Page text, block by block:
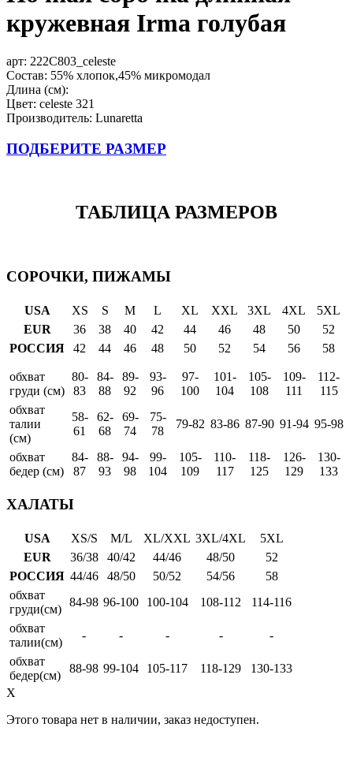
кружевная Irma голубая
арт: 222C803_celeste
Состав: 55% хлопок,45% микромодал
Длина (см):
Цвет: celeste 321
Производитель: Lunaretta
ПОДБЕРИТЕ РАЗМЕР
ТАБЛИЦА РАЗМЕРОВ
СОРОЧКИ, ПИЖАМЫ
USA XS S M L XL XXL 3XL 4XL
5XL
EUR
36 38 40 42 44 46 48 50
52
РОССИЯ
42 44 46 48 50 52 54 56 58
обхват
груди (см)
80-
83
84-
88
89-
92
93-
96
97-
100
101-
104
105-
108
109-
111
112-
115
обхват
талии
(см)
58-
61
62-
68
69-
74
75-
78
79-82 83-86 87-90 91-94 95-98
обхват
бедер (см)
84-
87
88-
93
94-
98
99-
104
105-
109
110-
117
118-
125
126-
129
130-
133
ХАЛАТЫ
USA XS/S M/L XL/XXL 3XL/4XL
5XL
EUR
36/38 40/42 44/46 48/50
52
РОССИЯ 44/46 48/50 50/52 54/56
58
обхват
груди(см)
84-98 96-100 100-104 108-112
114-116
обхват
талии(см)
- - - -
-
обхват
бедер(см)
88-98 99-104 105-117 118-129
130-133
X
Этого товара нет в наличии, заказ недоступен.